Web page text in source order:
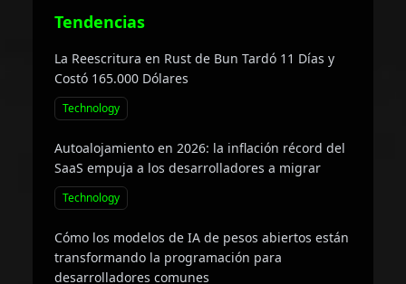
Tendencias
La Reescritura en Rust de Bun Tardó 11 Días y
Costó 165.000 Dólares
Technology
Autoalojamiento en 2026: la inflación récord del
SaaS empuja a los desarrolladores a migrar
Technology
Cómo los modelos de IA de pesos abiertos están
transformando la programación para
desarrolladores comunes